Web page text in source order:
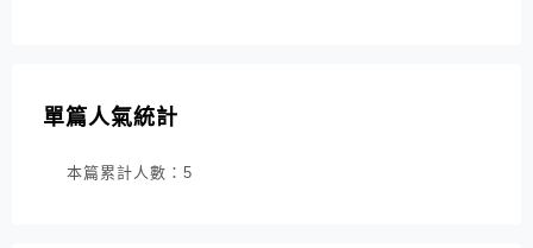
單篇人氣統計
本篇累計人數： 5